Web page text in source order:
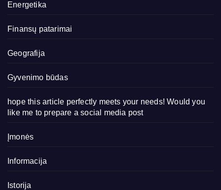
Energetika
Finansų patarimai
Geografija
Gyvenimo būdas
hope this article perfectly meets your needs! Would you
like me to prepare a social media post
Įmonės
Informacija
Istorija